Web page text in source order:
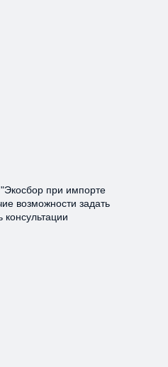
при импорте
возможности задать
консультации